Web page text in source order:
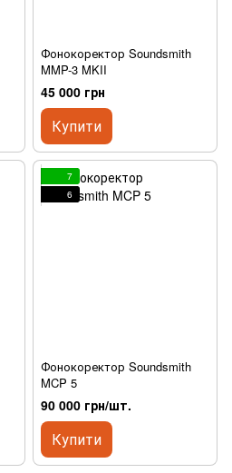
Фонокоректор Soundsmith
MMP-3 MKII
45 000 грн
Купити
7
6
Фонокоректор Soundsmith
MCP 5
90 000 грн/шт.
Купити